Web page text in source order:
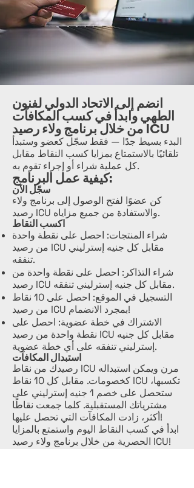
انضم إلى الاتحاد الدولي لفنون
الطهي وابدأ في كسب المكافآت
من خلال برنامج ولاء رصيد ICU
البدء بسيط جدًا — فقط سجّل كعضو وستبدأ
تلقائيًا بالاستمتاع بمزايا كسب النقاط مقابل
كل عملية شراء أو إجراء تقوم به.
كيفية عمل البرنامج:
سجّل الآن
كن عضوًا لفتح الوصول إلى برنامج ولاء
رصيد ICU والاستفادة من جميع مزاياه.
اكسب النقاط
شراء المنتجات: احصل على نقطة واحدة
من رصيد ICU مقابل كل جنيه إسترليني
تنفقه.
شراء التذاكر: احصل على نقطة واحدة من
رصيد ICU مقابل كل جنيه إسترليني تنفقه.
التسجيل في الموقع: احصل على 10 نقاط
من رصيد ICU بمجرد الانضمام!
الاشتراك في خطة عضوية: احصل على
نقطة واحدة من رصيد ICU مقابل كل جنيه
إسترليني تنفقه على أي خطة عضوية.
استبدال المكافآت
رصيدك من نقاط ICU مرن ويمكن استبداله
كخصومات. مقابل كل 10 نقاط ICU تكسبها،
ستحصل على خصم 1 جنيه إسترليني على
مشترياتك المستقبلية. كلما جمعت نقاطًا
أكثر، زادت المكافآت التي تحصل عليها!
ابدأ في كسب النقاط اليوم واستمتع بالمزايا
الحصرية من خلال برنامج ولاء رصيد ICU!